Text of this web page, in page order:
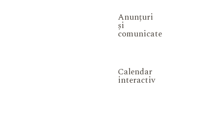
Anunțuri
și
comunicate
Calendar
interactiv